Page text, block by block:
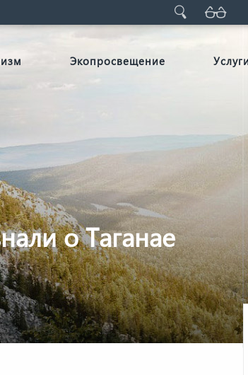
Экопросвещение Услуги
о Таганае